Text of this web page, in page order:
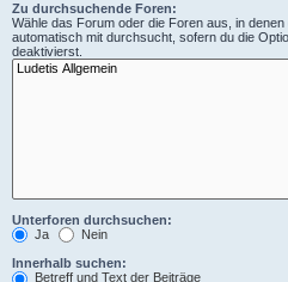
Zu durchsuchende Foren:
Wähle das Forum oder die Foren aus, in
automatisch mit durchsucht, sofern du die
deaktivierst.
Unterforen durchsuchen:
Ja
Nein
Innerhalb suchen:
Betreff und Text der Beiträge